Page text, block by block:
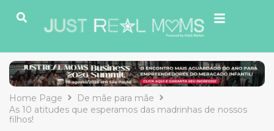
Home Page
De mãe para mãe
As 10 atitudes que esperamos das madrinhas de nossos
filhos!